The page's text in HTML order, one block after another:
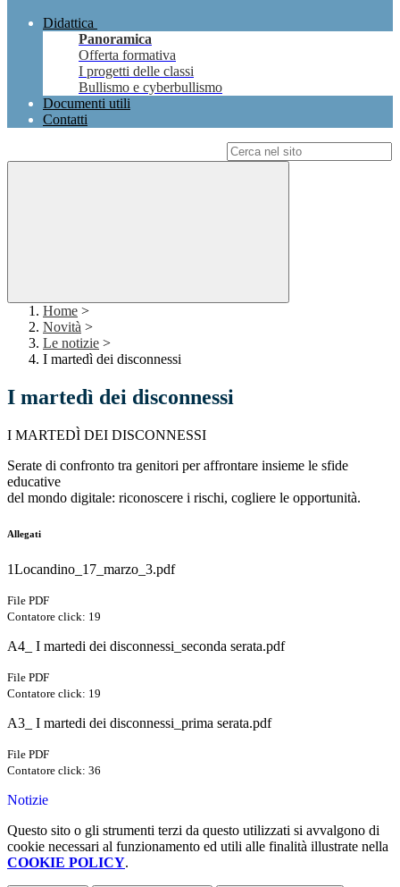
Didattica
Panoramica
Offerta formativa
I progetti delle classi
Bullismo e cyberbullismo
Documenti utili
Contatti
Home >
Novità >
Le notizie >
I martedì dei disconnessi
I martedì dei disconnessi
I MARTEDÌ DEI DISCONNESSI
Serate di confronto tra genitori per affrontare insieme le sfide
educative
del mondo digitale: riconoscere i rischi, cogliere le opportunità.
Allegati
1Locandino_17_marzo_3.pdf
File PDF
Contatore click: 19
A4_ I martedi dei disconnessi_seconda serata.pdf
File PDF
Contatore click: 19
A3_ I martedi dei disconnessi_prima serata.pdf
File PDF
Contatore click: 36
Notizie
Questo sito o gli strumenti terzi da questo utilizzati si avvalgono di
cookie necessari al funzionamento ed utili alle finalità illustrate nella
COOKIE POLICY.